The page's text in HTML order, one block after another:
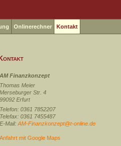
Onlinerechner Kontakt
AM Finanzkonzept
Thomas Meier
Merseburger Str. 4
99092 Erfurt
Telefon: 0361 7852207
Telefax: 0361 7455487
E-Mail: AM-Finanzkonzept@t-online.de
Anfahrt mit Google Maps